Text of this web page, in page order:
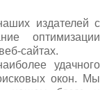
издателей с
оптимизации
сайтах.
удачного
окон. Мы